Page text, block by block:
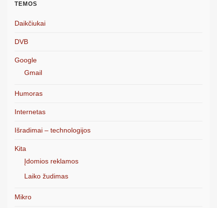
TEMOS
Daikčiukai
DVB
Google
Gmail
Humoras
Internetas
Išradimai – technologijos
Kita
Įdomios reklamos
Laiko žudimas
Mikro